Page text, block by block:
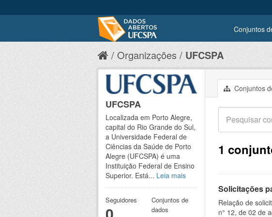
Conjuntos
Organizações UFCSPA
Conjuntos
1
Solicitações
Relação de
n° 12, de 02 de
UFCSPA
Localizada em Porto Alegre,
capital do Rio Grande do Sul,
a Universidade Federal de
Ciências da Saúde de Porto
Alegre (UFCSPA) é uma
Instituição Federal de Ensino
Superior. Está... Leia mais
Seguidores
Conjuntos de
dados